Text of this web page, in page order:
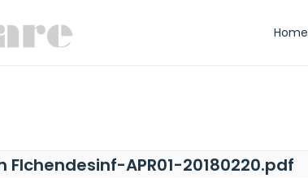
Home
Flchendesinf-APR01-20180220.pdf